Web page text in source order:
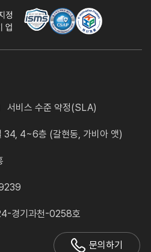
서비스 수준 약정(SLA)
34, 4~6층 (갈현동, 가비아 앳)
경기과천-0258호
문의하기